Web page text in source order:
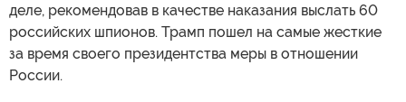
деле, рекомендовав в качестве наказания выслать 60
российских шпионов. Трамп пошел на самые жесткие
за время своего президентства меры в отношении
России.